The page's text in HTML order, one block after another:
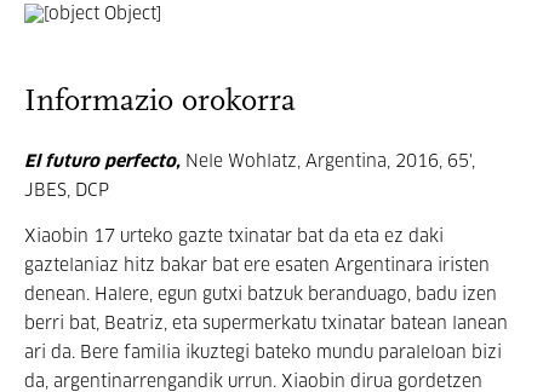
Informazio orokorra
El futuro perfecto, Nele Wohlatz, Argentina, 2016, 65',
JBES, DCP
Xiaobin 17 urteko gazte txinatar bat da eta ez daki
gaztelaniaz hitz bakar bat ere esaten Argentinara iristen
denean. Halere, egun gutxi batzuk beranduago, badu izen
berri bat, Beatriz, eta supermerkatu txinatar batean lanean
ari da. Bere familia ikuztegi bateko mundu paraleloan bizi
da, argentinarrengandik urrun. Xiaobin dirua gordetzen